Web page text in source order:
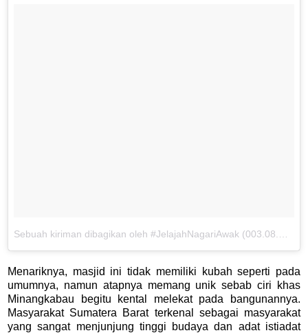
Menariknya, masjid ini tidak memiliki kubah seperti pada
umumnya, namun atapnya memang unik sebab ciri khas
Minangkabau begitu kental melekat pada bangunannya.
Masyarakat Sumatera Barat terkenal sebagai masyarakat
yang sangat menjunjung tinggi budaya dan adat istiadat